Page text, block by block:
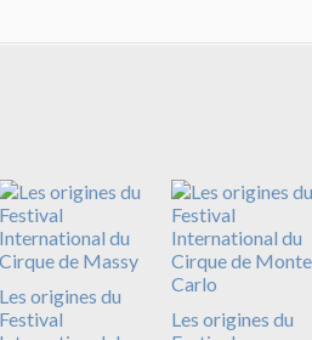
Les origines du
Festival
Les origines du